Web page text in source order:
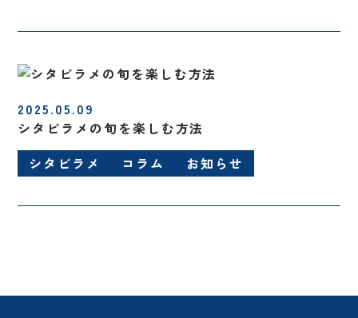
2025.05.09
シタビラメの旬を楽しむ方法
シタビラメ
コラム お知らせ